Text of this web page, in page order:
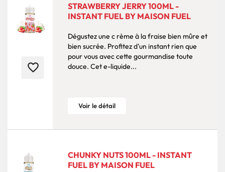
favorite_border
STRAWBERRY JERRY 100ML -
INSTANT FUEL BY MAISON FUEL
Dégustez une c rème à la fraise bien mûre et
bien sucrée. Profitez d'un instant rien que
pour vous avec cette gourmandise toute
douce. Cet e-liquide...
Voir le détail
CHUNKY NUTS 100ML - INSTANT
FUEL BY MAISON FUEL